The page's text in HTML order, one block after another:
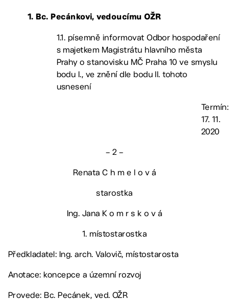
1. Bc. Pecánkovi, vedoucímu OŽR
1.1. písemně informovat Odbor hospodaření
s majetkem Magistrátu hlavního města
Prahy o stanovisku MČ Praha 10 ve smyslu
bodu I., ve znění dle bodu II. tohoto
usnesení
Termín:
17. 11.
2020
– 2 –
Renata C h m e l o v á
starostka
Ing. Jana K o m r s k o v á
1. místostarostka
Předkladatel: Ing. arch. Valovič, místostarosta
Anotace: koncepce a územní rozvoj
Provede: Bc. Pecánek, ved. OŽR